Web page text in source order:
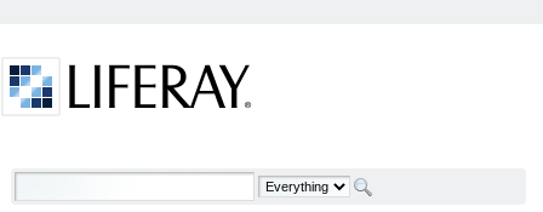
Cam xuc thang hoa la gi Cam xuc thang hoa trong